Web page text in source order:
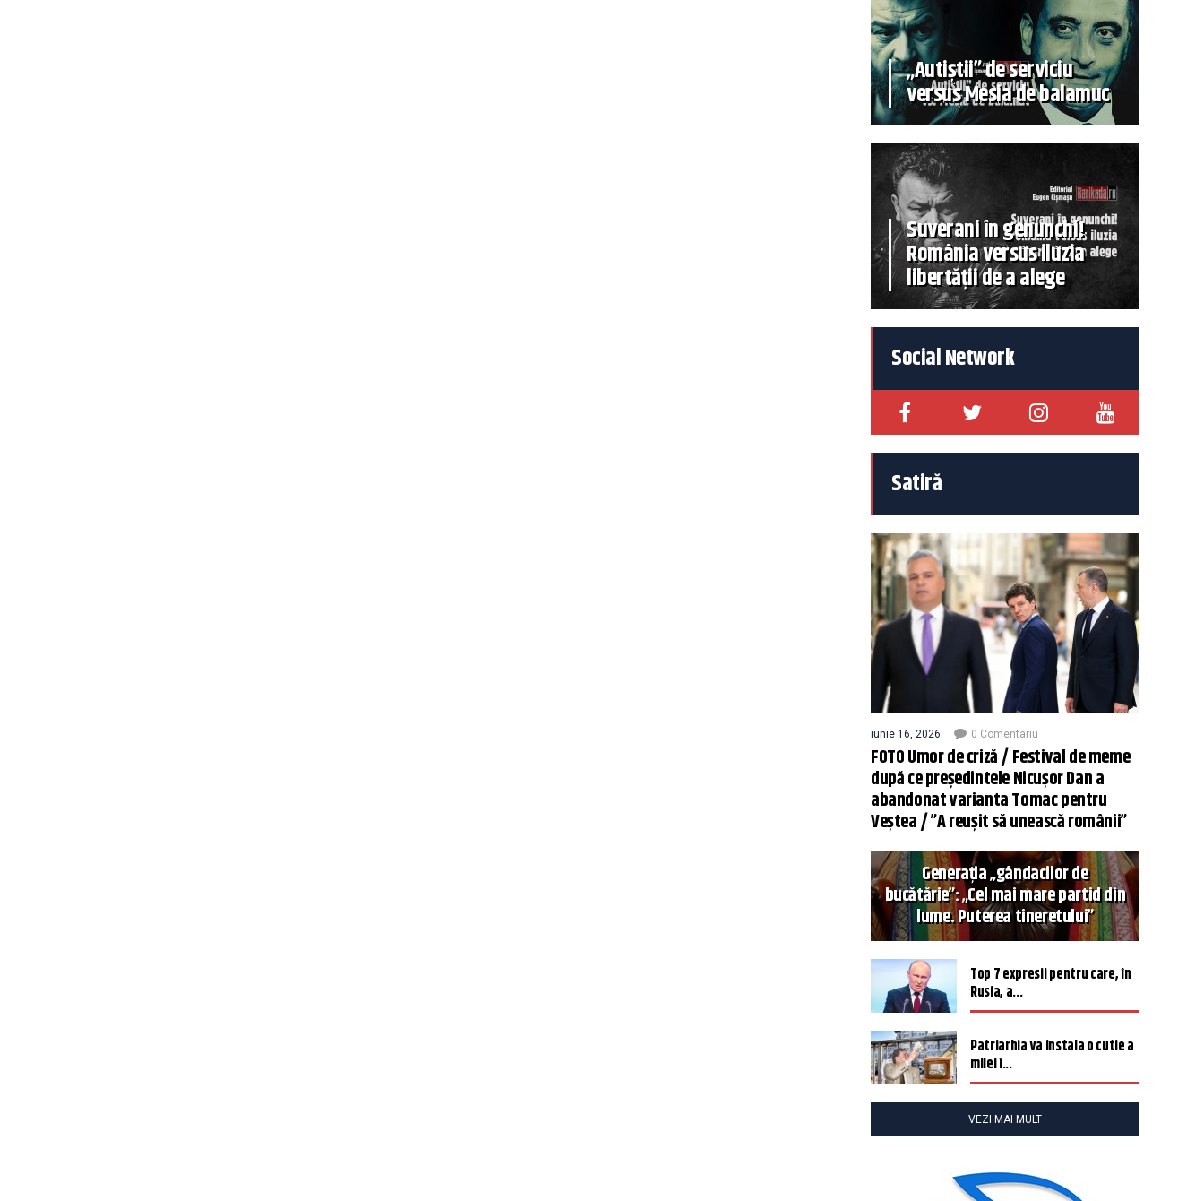
„Autiștii” de serviciu
versus Mesia de balamuc
Suverani în genunchi!
România versus iluzia
libertății de a alege
Social Network
Satiră
iunie 16, 2026 0 Comentariu
FOTO Umor de criză / Festival de meme
după ce președintele Nicușor Dan a
abandonat varianta Tomac pentru
Veștea / ”A reușit să unească românii”
Generația „gândacilor de
bucătărie”: „Cel mai mare partid din
lume. Puterea tineretului”
Top 7 expresii pentru care, în
Rusia, a...
Patriarhia va instala o cutie a
milei î...
VEZI MAI MULT